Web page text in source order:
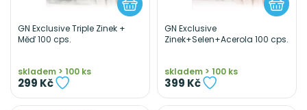
GN Exclusive Triple Zinek +
Měď 100 cps.
skladem > 100 ks
299 Kč
GN Exclusive
Zinek+Selen+Acerola 100 cps.
skladem > 100 ks
399 Kč